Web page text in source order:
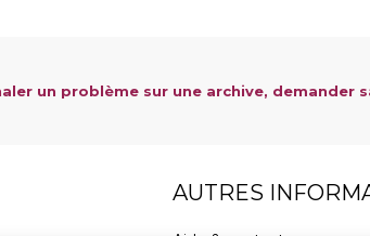
un problème sur une archive, demander
AUTRES